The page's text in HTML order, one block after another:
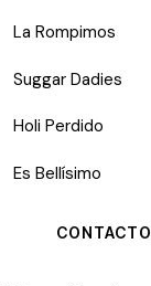
La Rompimos
Suggar Dadies
Holi Perdido
Es Bellísimo
CONTACTO